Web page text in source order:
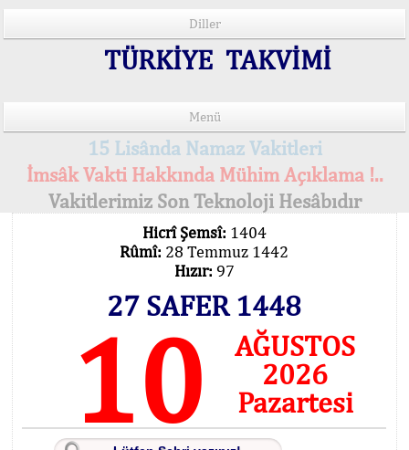
Diller
TÜRKİYE TAKVİMİ
Menü
15 Lisânda Namaz Vakitleri
İmsâk Vakti Hakkında Mühim Açıklama !..
Vakitlerimiz Son Teknoloji Hesâbıdır
Hicrî Şemsî: 1404
Rûmî: 28 Temmuz 1442
Hızır: 97
27 SAFER 1448
10
AĞUSTOS
2026
Pazartesi